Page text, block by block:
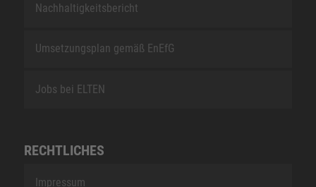
Nachhaltigkeitsbericht
Umsetzungsplan gemäß EnEfG
Jobs bei ELTEN
RECHTLICHES
Impressum